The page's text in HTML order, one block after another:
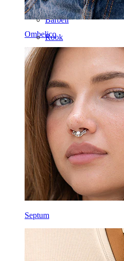
Ombelico
Septum
Tragus
Barbell
Rook
Daith
Ferri di cavallo
Cerchi
Attrezzi
Banane
Lobo
Titanio